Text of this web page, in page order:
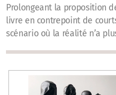
Prolongeant la proposition
livre en contrepoint de
scénario où la réalité n’a